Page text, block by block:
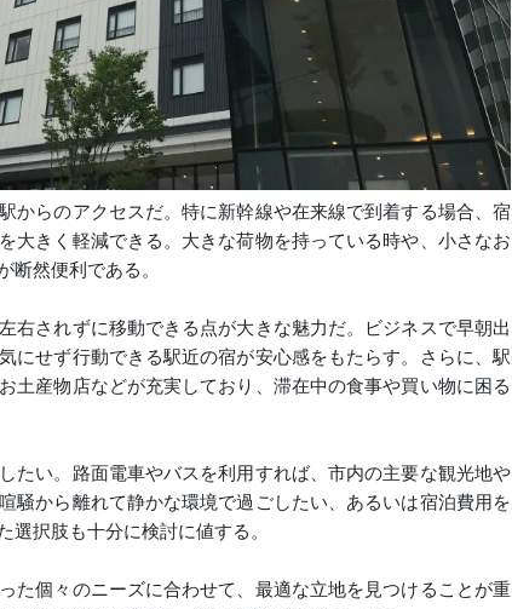
からのアクセスだ。特に新幹線や在来線で到着する場合、宿
大きく軽減できる。大きな荷物を持っている時や、小さなお
断然便利である。
右されずに移動できる点が大きな魅力だ。ビジネスで早朝出
にせず行動できる駅近の宿が安心感をもたらす。さらに、駅
土産物店などが充実しており、滞在中の食事や買い物に困る
たい。路面電車やバスを利用すれば、市内の主要な観光地や
騒から離れて静かな環境で過ごしたい、あるいは宿泊費用を
択肢も十分に検討に値する。
た個々のニーズに合わせて、最適な立地を見つけることが重